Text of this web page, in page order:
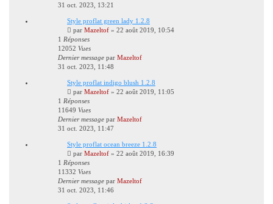
31 oct. 2023, 13:21
Style proflat green lady 1.2.8
par Mazeltof » 22 août 2019, 10:54
1 Réponses
12052 Vues
Dernier message par Mazeltof
31 oct. 2023, 11:48
Style proflat indigo blush 1.2.8
par Mazeltof » 22 août 2019, 11:05
1 Réponses
11649 Vues
Dernier message par Mazeltof
31 oct. 2023, 11:47
Style proflat ocean breeze 1.2.8
par Mazeltof » 22 août 2019, 16:39
1 Réponses
11332 Vues
Dernier message par Mazeltof
31 oct. 2023, 11:46